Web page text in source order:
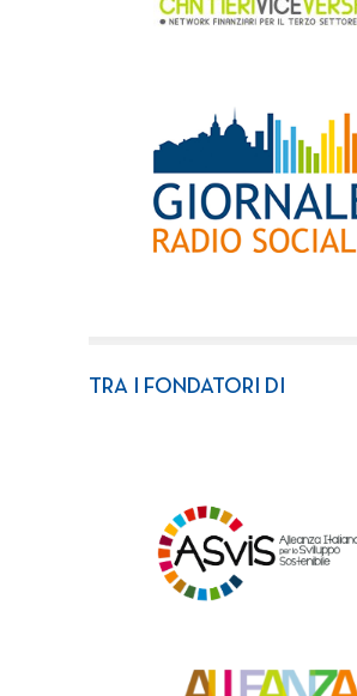
TRA I FONDATORI DI